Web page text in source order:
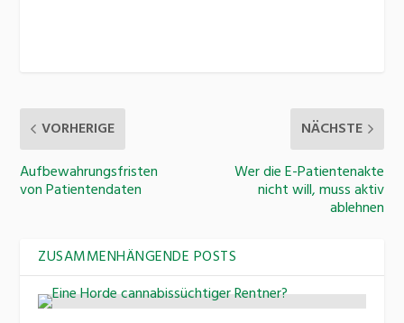
VORHERIGE
Aufbewahrungsfristen
von Patientendaten
NÄCHSTE
Wer die E-Patientenakte
nicht will, muss aktiv
ablehnen
ZUSAMMENHÄNGENDE POSTS